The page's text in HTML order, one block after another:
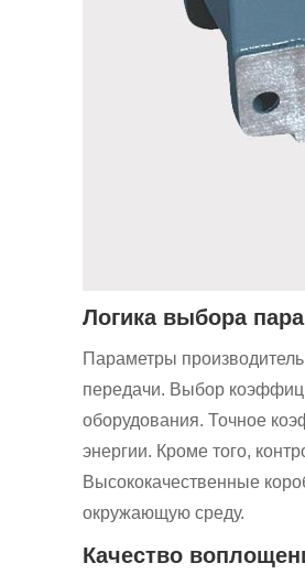
Логика выбора
Параметры
передачи. Выбор
оборудования. Точное
энергии. Кроме того,
Высококачественные
окружающую среду.
Качество